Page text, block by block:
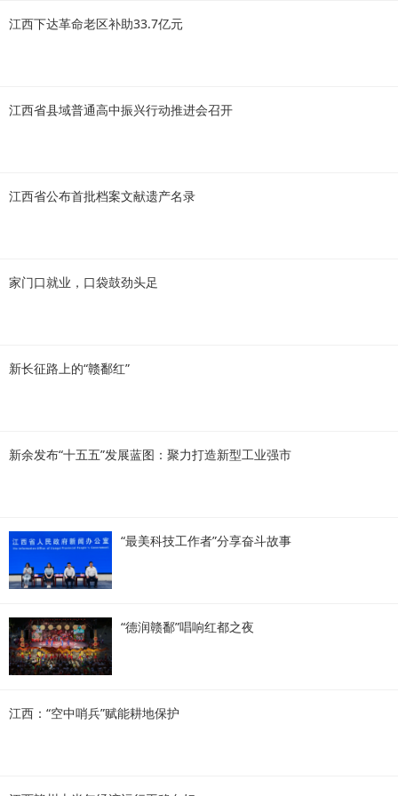
江西下达革命老区补助33.7亿元
江西省县域普通高中振兴行动推进会召开
江西省公布首批档案文献遗产名录
家门口就业，口袋鼓劲头足
新长征路上的“赣鄱红”
新余发布“十五五”发展蓝图：聚力打造新型工业强市
“最美科技工作者”分享奋斗故事
“德润赣鄱”唱响红都之夜
江西：“空中哨兵”赋能耕地保护